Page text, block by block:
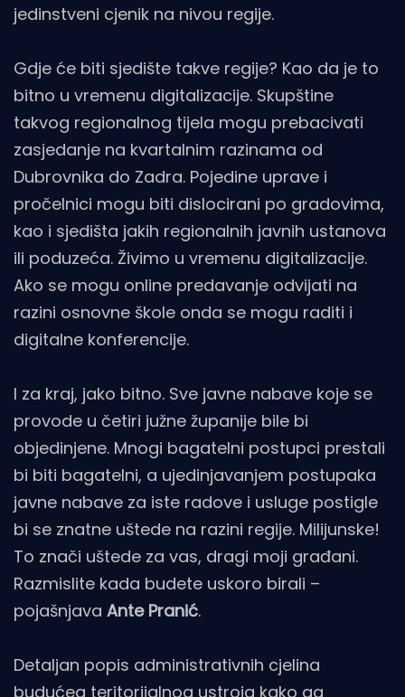
jedinstveni cjenik na nivou regije.
Gdje će biti sjedište takve regije? Kao da je to
bitno u vremenu digitalizacije. Skupštine
takvog regionalnog tijela mogu prebacivati
zasjedanje na kvartalnim razinama od
Dubrovnika do Zadra. Pojedine uprave i
pročelnici mogu biti dislocirani po gradovima,
kao i sjedišta jakih regionalnih javnih ustanova
ili poduzeća. Živimo u vremenu digitalizacije.
Ako se mogu online predavanje odvijati na
razini osnovne škole onda se mogu raditi i
digitalne konferencije.
I za kraj, jako bitno. Sve javne nabave koje se
provode u četiri južne županije bile bi
objedinjene. Mnogi bagatelni postupci prestali
bi biti bagatelni, a ujedinjavanjem postupaka
javne nabave za iste radove i usluge postigle
bi se znatne uštede na razini regije. Milijunske!
To znači uštede za vas, dragi moji građani.
Razmislite kada budete uskoro birali –
pojašnjava Ante Pranić.
Detaljan popis administrativnih cjelina
budućeg teritorijalnog ustroja kako ga